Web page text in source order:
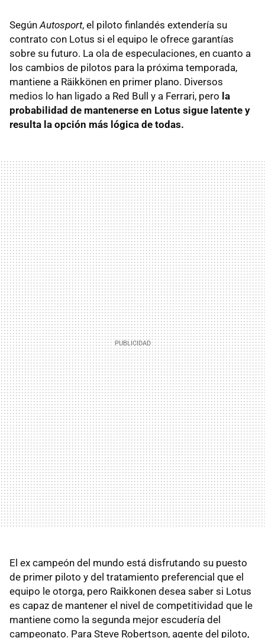
Según Autosport, el piloto finlandés extendería su
contrato con Lotus si el equipo le ofrece garantías
sobre su futuro. La ola de especulaciones, en cuanto a
los cambios de pilotos para la próxima temporada,
mantiene a Räikkönen en primer plano. Diversos
medios lo han ligado a Red Bull y a Ferrari, pero la
probabilidad de mantenerse en Lotus sigue latente y
resulta la opción más lógica de todas.
El ex campeón del mundo está disfrutando su puesto
de primer piloto y del tratamiento preferencial que el
equipo le otorga, pero Raikkonen desea saber si Lotus
es capaz de mantener el nivel de competitividad que le
mantiene como la segunda mejor escudería del
campeonato. Para Steve Robertson, agente del piloto,